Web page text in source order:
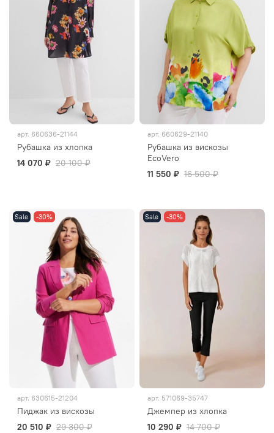
арт. 660636-21144
Рубашка из хлопка
14 070 ₽ 20 100 ₽
арт. 660629-21140
Рубашка из вискозы
EcoVero
11 550 ₽ 16 500 ₽
Sale -30%
арт. 630615-21204
Пиджак из вискозы
20 510 ₽ 29 300 ₽
Sale -30%
арт. 571069-35747
Джемпер из хлопка
10 290 ₽ 14 700 ₽